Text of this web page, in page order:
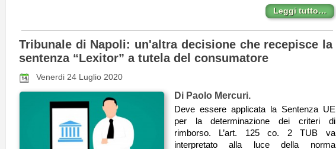
Leggi tutto…
Tribunale di Napoli: un'altra decisione che recepisce la
sentenza “Lexitor” a tutela del consumatore
Venerdi 24 Luglio 2020
Di Paolo Mercuri.
Deve essere applicata la Sentenza UE
per la determinazione dei criteri di
rimborso. L’art. 125 co. 2 TUB va
interpretato alla luce della norma